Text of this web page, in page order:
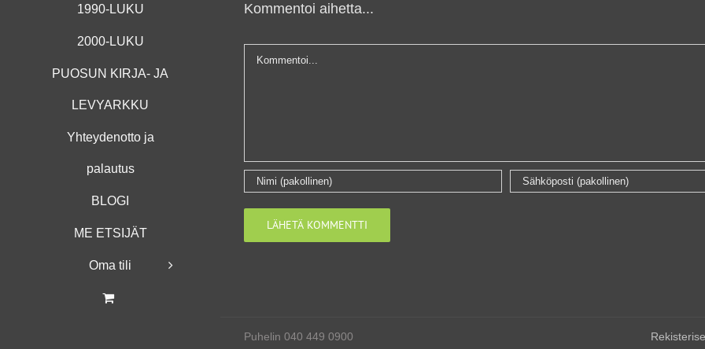
1990-LUKU
2000-LUKU
PUOSUN KIRJA- JA
LEVYARKKU
Yhteydenotto ja
palautus
BLOGI
ME ETSIJÄT
Oma tili
Kommentoi aihetta...
Puhelin 040 449 0900